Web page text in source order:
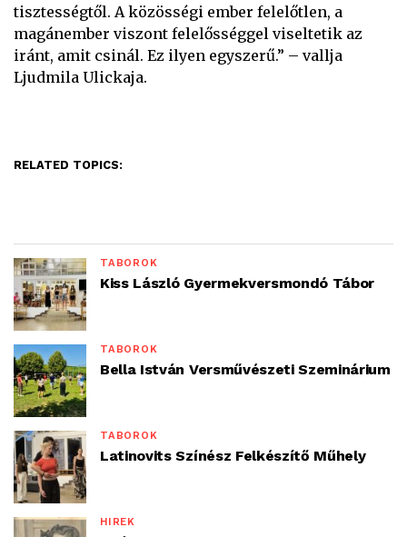
tisztességtől. A közösségi ember felelőtlen, a
magánember viszont felelősséggel viseltetik az
iránt, amit csinál. Ez ilyen egyszerű.” – vallja
Ljudmila Ulickaja.
RELATED TOPICS:
TÁBOROK
Kiss László Gyermekversmondó Tábor
TÁBOROK
Bella István Versművészeti Szeminárium
TÁBOROK
Latinovits Színész Felkészítő Műhely
HÍREK